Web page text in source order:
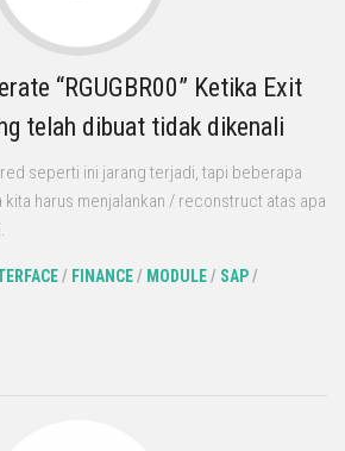
“RGUGBR00” Ketika Exit
telah dibuat tidak dikenali
seperti ini jarang terjadi, tapi beberapa
kita harus menjalankan / reconstruct atas apa
/ FINANCE/ MODULE/ SAP/